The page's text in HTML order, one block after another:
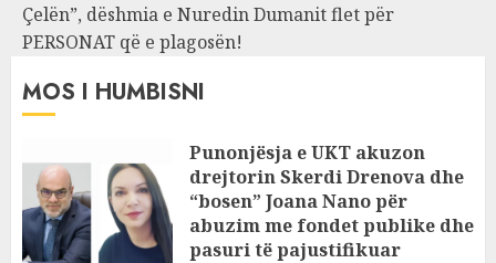
Çelën”, dëshmia e Nuredin Dumanit flet për
PERSONAT që e plagosën!
MOS I HUMBISNI
Punonjësja e UKT akuzon
drejtorin Skerdi Drenova dhe
“bosen” Joana Nano për
abuzim me fondet publike dhe
pasuri të pajustifikuar